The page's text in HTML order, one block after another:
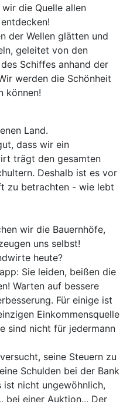
die Quelle allen
der Wellen glätten und
geleitet von den
Schiffes anhand der
werden die Schönheit
können!
Land.
dass wir ein
trägt den gesamten
Deshalb ist es vor
zu betrachten - wie lebt
wir die Bauernhöfe,
uns selbst!
heute?
Sie leiden, beißen die
Warten auf bessere
Für einige ist
Einkommensquelle
sind nicht für jedermann
seine Steuern zu
Schulden bei der Bank
ist nicht ungewöhnlich,
bei einer Auktion... Der